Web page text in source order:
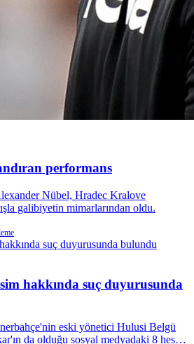
performans
Nübel, Hradec Kralove
galibiyetin mimarlarından oldu.
hakkında suç duyurusunda
eski yönetici Hulusi Belgü
da olduğu sosyal medyadaki 8 hesap